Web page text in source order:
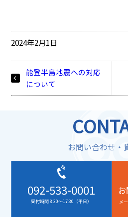
2024年2月1日
能登半島地震への対応
について
お問い合わせ・
092-533-0001
受付時間 8:30～17:30（平日） メ